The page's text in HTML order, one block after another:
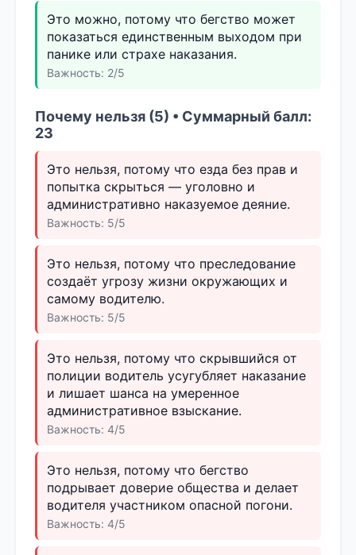
Это можно, потому что бегство может
показаться единственным выходом при
панике или страхе наказания.
Важность: 2/5
Почему нельзя (5) • Суммарный балл:
23
Это нельзя, потому что езда без прав и
попытка скрыться — уголовно и
административно наказуемое деяние.
Важность: 5/5
Это нельзя, потому что преследование
создаёт угрозу жизни окружающих и
самому водителю.
Важность: 5/5
Это нельзя, потому что скрывшийся от
полиции водитель усугубляет наказание
и лишает шанса на умеренное
административное взыскание.
Важность: 4/5
Это нельзя, потому что бегство
подрывает доверие общества и делает
водителя участником опасной погони.
Важность: 4/5